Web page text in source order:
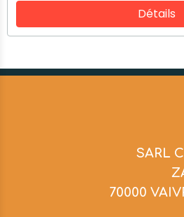
Détails
SARL
70000